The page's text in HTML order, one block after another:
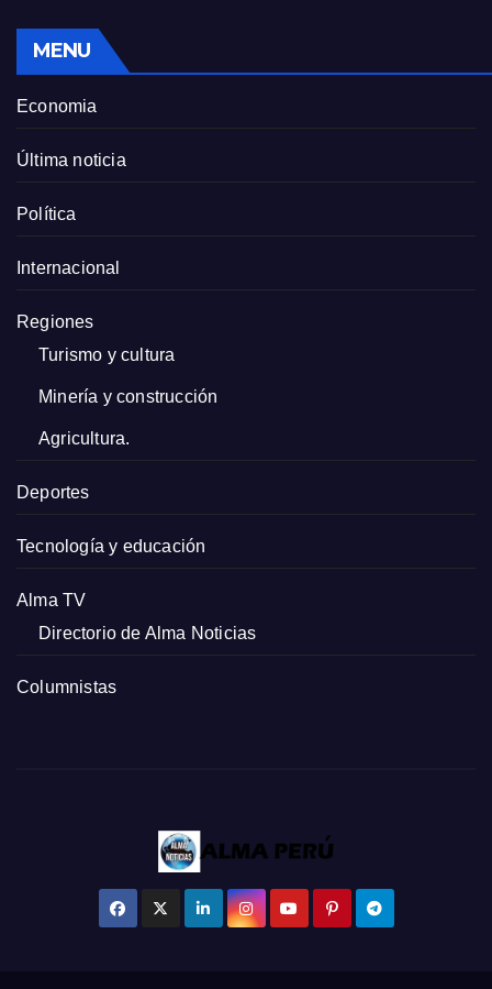
MENU
Economia
Última noticia
Política
Internacional
Regiones
Turismo y cultura
Minería y construcción
Agricultura.
Deportes
Tecnología y educación
Alma TV
Directorio de Alma Noticias
Columnistas